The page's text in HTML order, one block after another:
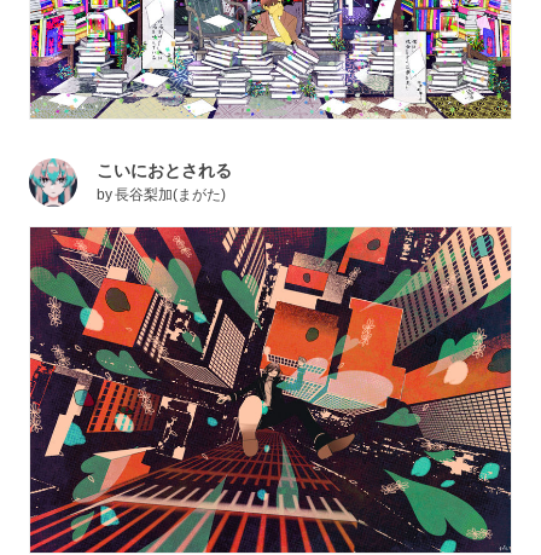
こいにおとされる
by長谷梨加(まがた)